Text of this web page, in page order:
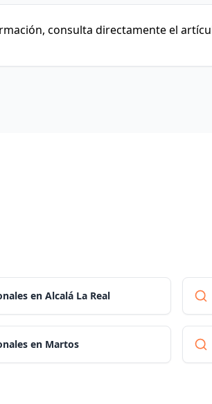
consulta directamente el
en Alcalá La Real
en Martos